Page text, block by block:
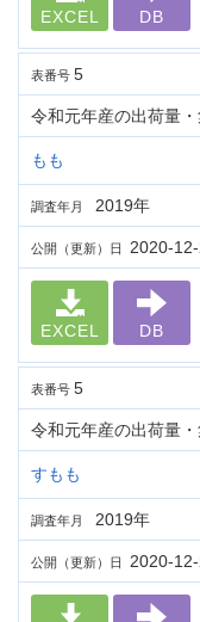
EXCEL DB
表番号 5
令和元年産の出荷量
もも
調査年月 2019年
公開（更新）日 2020-
EXCEL DB
表番号 5
令和元年産の出荷量
すもも
調査年月 2019年
公開（更新）日 2020-